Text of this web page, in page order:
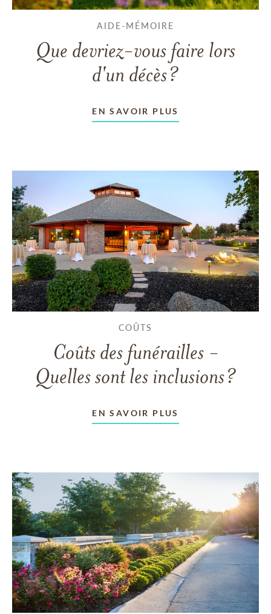
AIDE-MÉMOIRE
Que devriez-vous faire lors
d'un décès?
EN SAVOIR PLUS
COÛTS
Coûts des funérailles -
Quelles sont les inclusions?
EN SAVOIR PLUS